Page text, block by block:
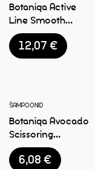
Botaniqa Active
Line Smooth
Control
karvakreem
150ml
12,07€
ŠAMPOONID
Botaniqa Avocado
Scissoring
karvahooldus
sprei 250ml
6,08€